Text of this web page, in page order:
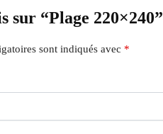
sur “Plage 220×240”
sont indiqués avec *